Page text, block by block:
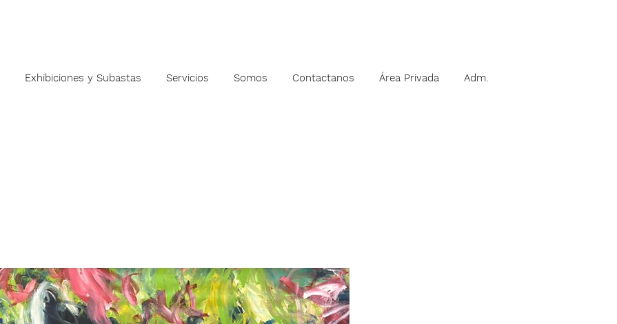
Exhibiciones y Subastas Servicios Somos Contactanos Área Privada Adm.